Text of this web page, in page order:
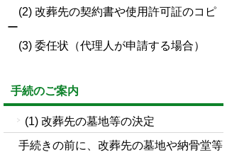
(2) 改葬先の契約書や使用許可証のコピ
ー
(3) 委任状（代理人が申請する場合）
手続のご案内
(1) 改葬先の墓地等の決定
手続きの前に、改葬先の墓地や納骨堂等